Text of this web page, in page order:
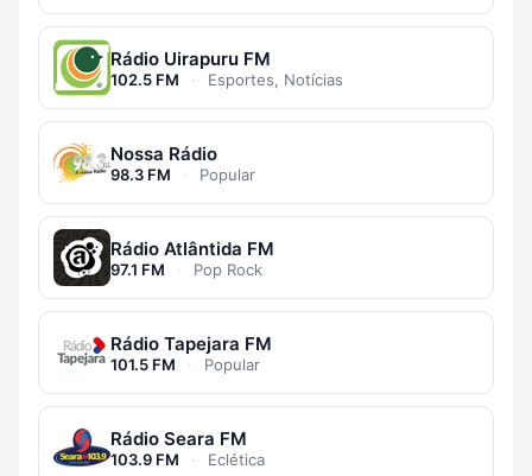
Rádio Uirapuru FM
102.5 FM · Esportes, Notícias
Nossa Rádio
98.3 FM · Popular
Rádio Atlântida FM
97.1 FM · Pop Rock
Rádio Tapejara FM
101.5 FM · Popular
Rádio Seara FM
103.9 FM · Eclética